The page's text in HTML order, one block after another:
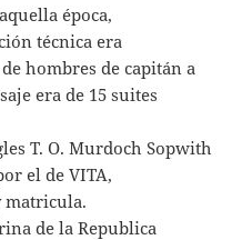
época,
técnica era
hombres de capitán a
era de 15 suites
T. O. Murdoch Sopwith
el de VITA,
matricula.
de la Republica